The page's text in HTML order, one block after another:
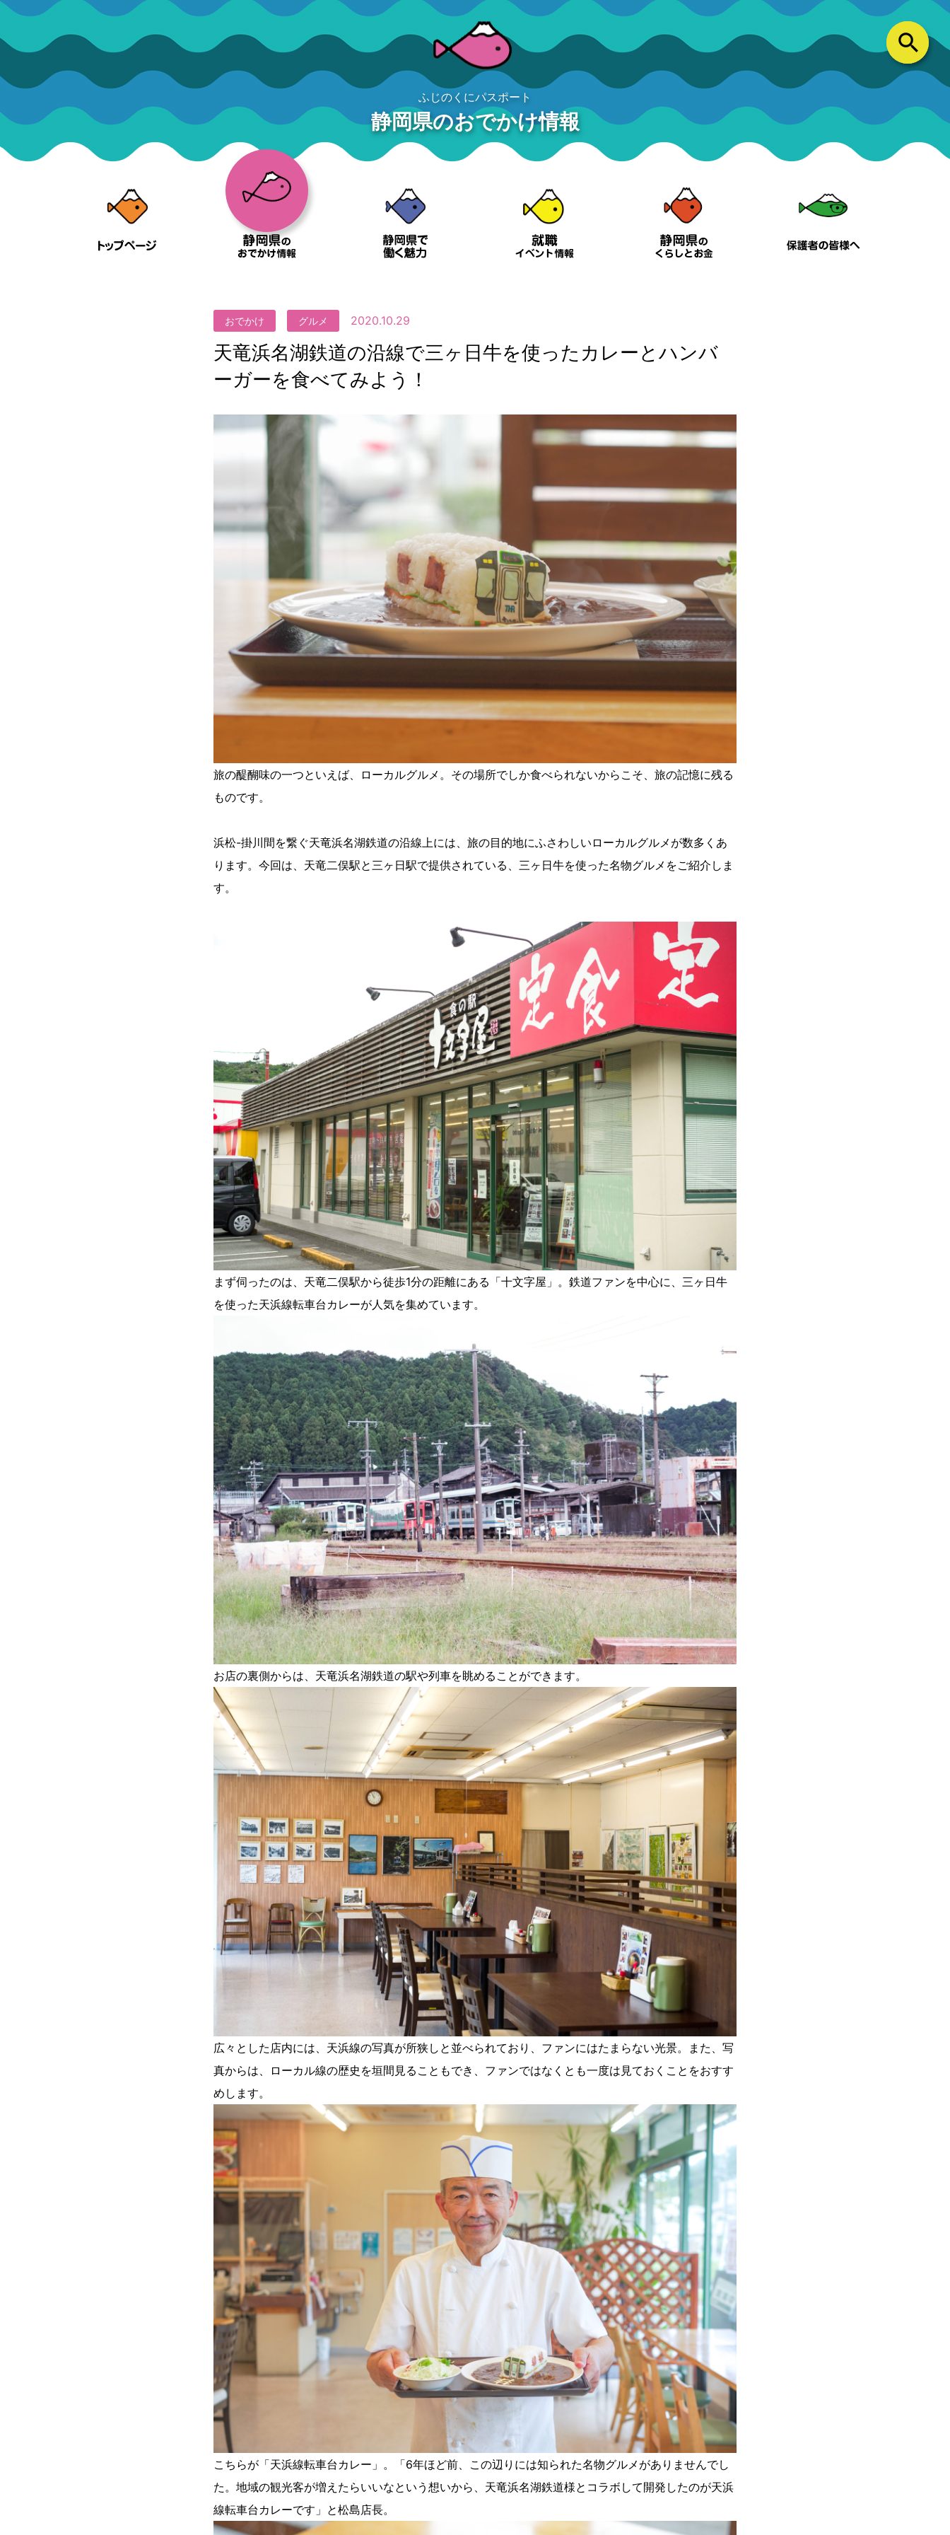
ふじのくにパスポート
静岡県のおでかけ情報
おでかけ グルメ 2020.10.29
天竜浜名湖鉄道の沿線で三ヶ日牛を使ったカレーとハンバ
ーガーを食べてみよう！
旅の醍醐味の一つといえば、ローカルグルメ。その場所でしか食べられないからこそ、旅の記憶に残る
ものです。
浜松-掛川間を繋ぐ天竜浜名湖鉄道の沿線上には、旅の目的地にふさわしいローカルグルメが数多くあ
ります。今回は、天竜二俣駅と三ヶ日駅で提供されている、三ヶ日牛を使った名物グルメをご紹介しま
す。
まず伺ったのは、天竜二俣駅から徒歩1分の距離にある「十文字屋」。鉄道ファンを中心に、三ヶ日牛
を使った天浜線転車台カレーが人気を集めています。
お店の裏側からは、天竜浜名湖鉄道の駅や列車を眺めることができます。
広々とした店内には、天浜線の写真が所狭しと並べられており、ファンにはたまらない光景。また、写
真からは、ローカル線の歴史を垣間見ることもでき、ファンではなくとも一度は見ておくことをおすす
めします。
こちらが「天浜線転車台カレー」。「6年ほど前、この辺りには知られた名物グルメがありませんでし
た。地域の観光客が増えたらいいなという想いから、天竜浜名湖鉄道様とコラボして開発したのが天浜
線転車台カレーです」と松島店長。